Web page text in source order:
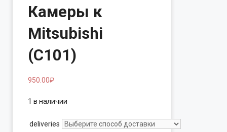
Камеры к
Mitsubishi
(C101)
950.00₽
1 в наличии
deliveries